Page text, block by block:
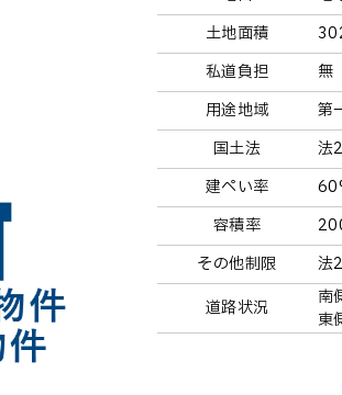
土地面積
私道負担
無
用途地域
第
国土法
法
建ぺい率
容積率
その他制限
法
道路状況
南
東